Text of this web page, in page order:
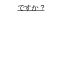
ですか ?